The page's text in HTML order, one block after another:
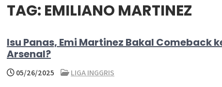
TAG: EMILIANO MARTINEZ
Isu Panas, Emi Martinez Bakal Comeback
Arsenal?
05/26/2025
LIGA INGGRIS